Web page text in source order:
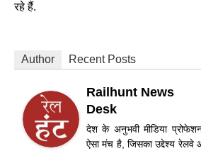
रहे हैं.
Author Recent Posts
Railhunt News
Desk
देश के अनुभवी मीडिया
ऐसा मंच है, जिसका उद्देश्य रेलवे